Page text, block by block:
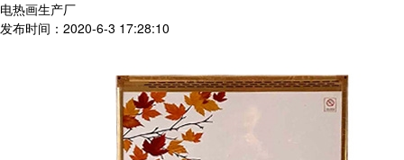
电热画生产厂
发布时间：2020-6-3 17:28:10